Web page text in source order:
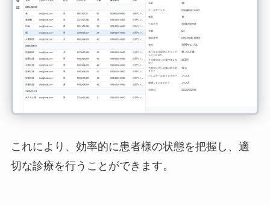
これにより、効率的に患者様の状態を把握し、適
切な診療を行うことができます。